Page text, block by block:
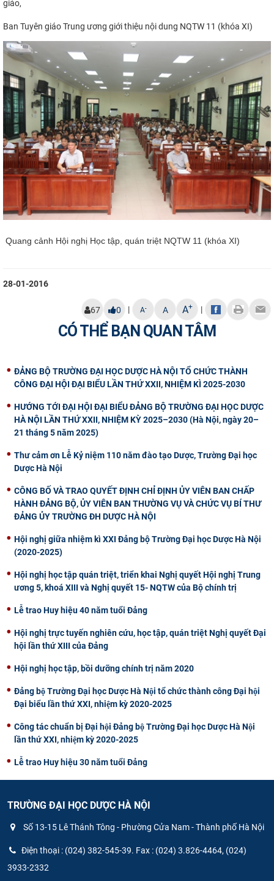
giáo,
Ban Tuyên giáo Trung ương giới thiệu nội dung NQTW 11 (khóa XI)
Quang cảnh Hội nghị Học tập, quán triệt NQTW 11 (khóa XI)
28-01-2016
67 0 | A- A A+ |
CÓ THỂ BẠN QUAN TÂM
ĐẢNG BỘ TRƯỜNG ĐẠI HỌC DƯỢC HÀ NỘI TỔ CHỨC THÀNH
CÔNG ĐẠI HỘI ĐẠI BIỂU LẦN THỨ XXII, NHIỆM KÌ 2025-2030
HƯỚNG TỚI ĐẠI HỘI ĐẠI BIỂU ĐẢNG BỘ TRƯỜNG ĐẠI HỌC DƯỢC
HÀ NỘI LẦN THỨ XXII, NHIỆM KỲ 2025–2030 (Hà Nội, ngày 20–
21 tháng 5 năm 2025)
Thư cảm ơn Lễ Kỷ niệm 110 năm đào tạo Dược, Trường Đại học
Dược Hà Nội
CÔNG BỐ VÀ TRAO QUYẾT ĐỊNH CHỈ ĐỊNH ỦY VIÊN BAN CHẤP
HÀNH ĐẢNG BỘ, ỦY VIÊN BAN THƯỜNG VỤ VÀ CHỨC VỤ BÍ THƯ
ĐẢNG ỦY TRƯỜNG ĐH DƯỢC HÀ NỘI
Hội nghị giữa nhiệm kì XXI Đảng bộ Trường Đại học Dược Hà Nội
(2020-2025)
Hội nghị học tập quán triệt, triển khai Nghị quyết Hội nghị Trung
ương 5, khoá XIII và Nghị quyết 15- NQTW của Bộ chính trị
Lễ trao Huy hiệu 40 năm tuổi Đảng
Hội nghị trực tuyến nghiên cứu, học tập, quán triệt Nghị quyết Đại
hội lần thứ XIII của Đảng
Hội nghị học tập, bồi dưỡng chính trị năm 2020
Đảng bộ Trường Đại học Dược Hà Nội tổ chức thành công Đại hội
Đại biểu lần thứ XXI, nhiệm kỳ 2020-2025
Công tác chuẩn bị Đại hội Đảng bộ Trường Đại học Dược Hà Nội
lần thứ XXI, nhiệm kỳ 2020-2025
Lễ trao Huy hiệu 30 năm tuổi Đảng
TRƯỜNG ĐẠI HỌC DƯỢC HÀ NỘI
Số 13-15 Lê Thánh Tông - Phường Cửa Nam - Thành phố Hà Nội
Điện thoại : (024) 382-545-39. Fax : (024) 3.826-4464, (024)
3933-2332